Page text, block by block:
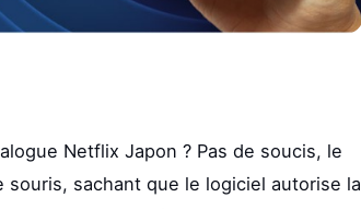
Netflix Japon ? Pas de soucis, le
souris, sachant que le logiciel autorise la